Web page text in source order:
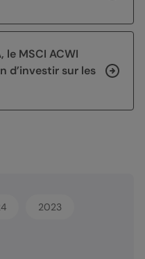
le MSCI ACWI
d’investir sur les
2023